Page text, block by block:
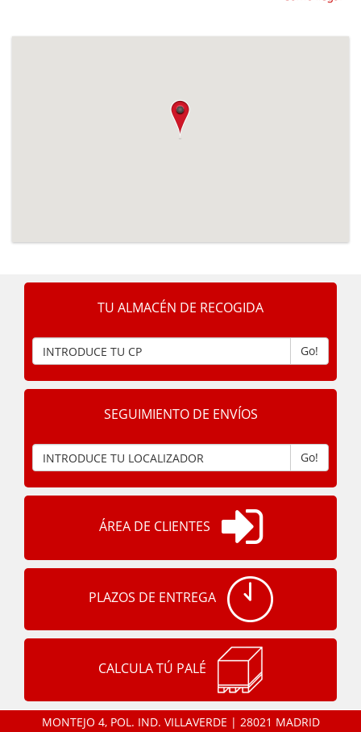
TU ALMACÉN DE RECOGIDA
Go!
SEGUIMIENTO DE ENVÍOS
Go!
ÁREA DE CLIENTES
PLAZOS DE ENTREGA
CALCULA TÚ PALÉ
MONTEJO 4, POL. IND. VILLAVERDE | 28021 MADRID